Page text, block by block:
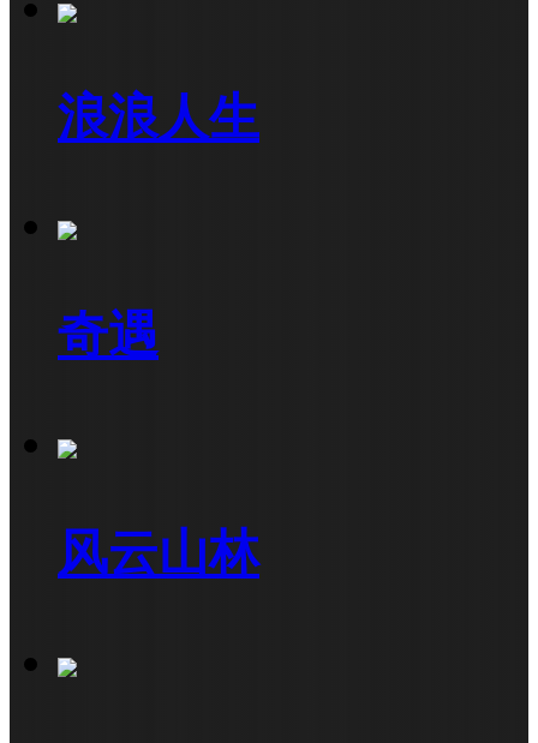
浪浪人生
奇遇
风云山林